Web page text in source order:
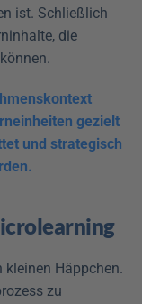
ist. Schließlich
die
gezielt
und strategisch
Häppchen.
zu